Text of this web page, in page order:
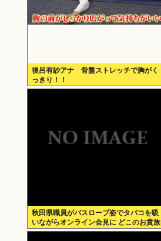
後呂有紗アナ 骨盤ストレッチで胸がく
っきり！！
秋田県職員がバスローブ姿でタバコを吸
いながらオンライン会見に どこのお貴族
様だよw